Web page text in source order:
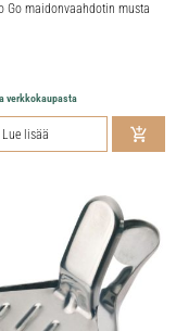
Go maidonvaahdotin musta
verkkokaupasta
Lue lisää